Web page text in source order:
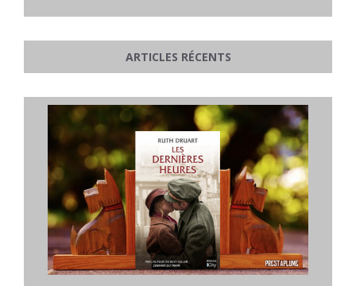
ARTICLES RÉCENTS